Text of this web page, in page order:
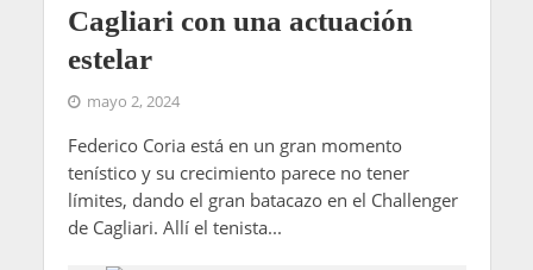
Cagliari con una actuación
estelar
mayo 2, 2024
Federico Coria está en un gran momento
tenístico y su crecimiento parece no tener
límites, dando el gran batacazo en el Challenger
de Cagliari. Allí el tenista...